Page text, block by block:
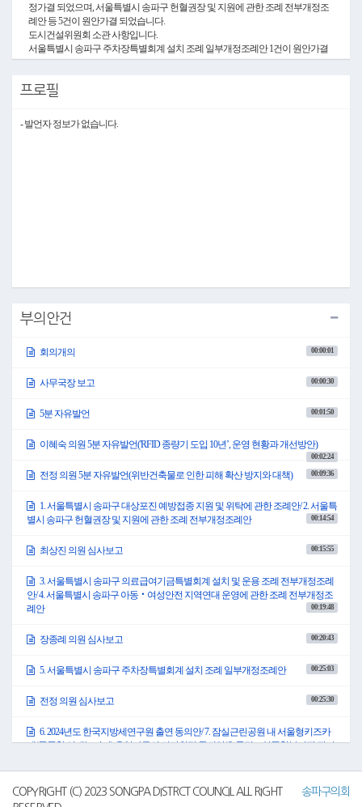
정가결 되었으며, 서울특별시 송파구 헌혈권장 및 지원에 관한 조례 전부개정조
례안 등 5건이 원안가결 되었습니다.
도시건설위원회 소관 사항입니다.
서울특별시 송파구 주차장특별회계 설치 조례 일부개정조례안 1건이 원안가결
되었습니다.
다음은 5분자유발언 신청현황입니다.
언을 신청하셨습니다.
이상 보고를 마치겠습니다.
존경하는 66만 송파구민 여러분!
저는 오늘 RFID 음식물 쓰레기 종량기 도입 10년을 맞아 송파구의 음식물 폐기물
(영상자료 제시)
종량제 실천을 위해 타구보다 먼저 종량기를 보급하였습니다.
초로 214대를 시작으로 현재 1,157대, 송파구 전체로는 3,439대로 꾸준히 증가하고
있습니다.
공동주택 보급률은 100%를 달하고 있고, 일반주택에도 전국 최고의 보급 실적을
가지고 있습니다.
과를 거두고 있습니다.
또한 공동주택 감량 경진대회, 다량 배출 사업장 감량 경진대회 등 다양한 사업을
폐기물 관리를 한 결과 지자체 성과 평가 1위를 하였습니다. 늦었지만 1위에 오른
이처럼 종량기 도입으로 음식물쓰레기 저감 효과가 발생한 것은 분명한 사실입
니다.
그러나 이에 따른 문제점도 조금씩 드러나고 있습니다.
그 대표적인 부분이 교체 및 유지·보수비용의 상승입니다.
종량기의 내구연한은 8년입니다. 2013년 시범 도입된 이후로 장비 노후화가 꾸준
히 진행되면서 유지보수 비용의 증가는 당연한 얘기입니다.
상됩니다.
하고 있다는 사실입니다.
서 잦은 고장이 발생하고 있고, 교체 민원도 꾸준히 들어오고 있는 현실입니다. 내
구연한이 완료된 장비의 교체 문제는 비용문제지만 형평성 문제 등 고려해야 할
송파구는 종량기 보급을 확대하기 위한 노력으로 2017년부터 전국 최초로 신축
허가·사업승인 시 조건 부여를 하여 보급을 확대하여 오고 있습니다.
프로필
- 발언자 정보가 없습니다.
부의안건
회의개의 00:00:01
사무국장 보고 00:00:30
5분 자유발언 00:01:50
이혜숙 의원 5분 자유발언('RFID 종량기 도입 10년’, 운영 현황과 개선방안)
00:02:24
전정 의원 5분 자유발언(위반건축물로 인한 피해 확산 방지와 대책) 00:09:36
1. 서울특별시 송파구 대상포진 예방접종 지원 및 위탁에 관한 조례안/ 2. 서울특
별시 송파구 헌혈권장 및 지원에 관한 조례 전부개정조례안
00:14:54
최상진 의원 심사보고 00:15:55
3. 서울특별시 송파구 의료급여기금특별회계 설치 및 운용 조례 전부개정조례
안/ 4. 서울특별시 송파구 아동‧여성안전 지역연대 운영에 관한 조례 전부개정조
례안
00:19:48
장종례 의원 심사보고 00:20:43
5. 서울특별시 송파구 주차장특별회계 설치 조례 일부개정조례안 00:25:03
전정 의원 심사보고 00:25:30
6. 2024년도 한국지방세연구원 출연 동의안/ 7. 잠실근린공원 내 서울형키즈카
페(공공형 실내놀이터) 운영사무의 민간위탁 동의안/ 8. 문정노인종합복지관 관리·
김행주 의원 심사보고 00:28:48
송파구의회
COPYRIGHT (C) 2023 SONGPA DISTRCT COUNCIL ALL RIGHT